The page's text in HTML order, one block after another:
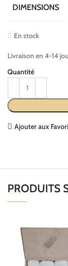
DIMENSIONS
En stock
Livraison en 4-14
Ajouter aux
PRODUITS